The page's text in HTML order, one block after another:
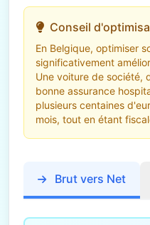
Conseil
En Belgique, optimiser
significativement
Une voiture de société,
bonne assurance
plusieurs centaines
mois, tout en étant
Brut vers Net